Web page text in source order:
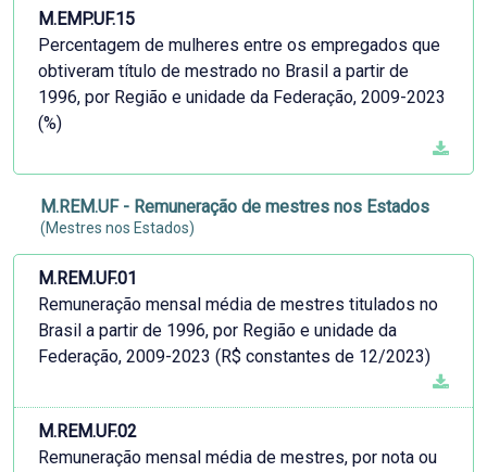
M.EMP.UF.15
Percentagem de mulheres entre os empregados que
obtiveram título de mestrado no Brasil a partir de
1996, por Região e unidade da Federação, 2009-2023
(%)
M.REM.UF - Remuneração de mestres nos Estados
(Mestres nos Estados)
M.REM.UF.01
Remuneração mensal média de mestres titulados no
Brasil a partir de 1996, por Região e unidade da
Federação, 2009-2023 (R$ constantes de 12/2023)
M.REM.UF.02
Remuneração mensal média de mestres, por nota ou